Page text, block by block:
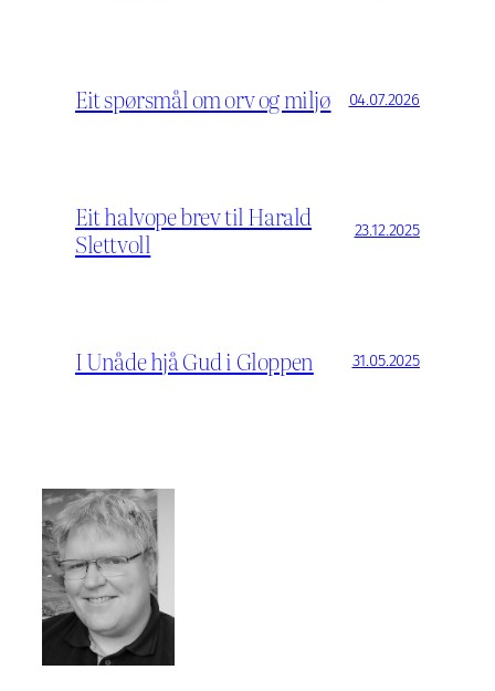
Eit spørsmål om orv og miljø 04.07.2026
Eit halvope brev til Harald
Slettvoll
23.12.2025
I Unåde hjå Gud i Gloppen 31.05.2025